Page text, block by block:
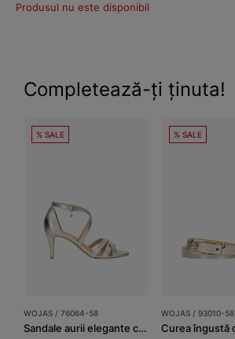
Produsul nu este disponibil
Completează-ți ținuta!
% SALE
WOJAS / 76064-58
Sandale aurii elegante cu toc inalt damă
% SALE
WOJAS / 93010-58